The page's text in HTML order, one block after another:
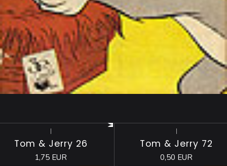
|
Tom & Jerry 26
1,75 EUR
|
Tom & Jerry 72
0,50 EUR